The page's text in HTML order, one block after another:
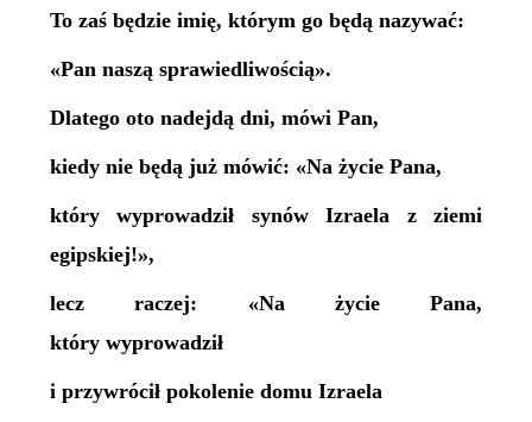
To zaś będzie imię, którym go będą nazywać:
«Pan naszą sprawiedliwością».
Dlatego oto nadejdą dni, mówi Pan,
kiedy nie będą już mówić: «Na życie Pana,
który wyprowadził synów Izraela z ziemi
egipskiej!»,
lecz raczej: «Na życie Pana,
który wyprowadził
i przywrócił pokolenie domu Izraela